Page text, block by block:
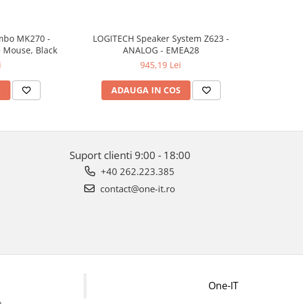
MK270 -
Black
LOGITECH Speaker System Z623 -
ANALOG - EMEA28
945,19 Lei
ADAUGA IN COS
Suport clienti 9:00 - 18:00
+40 262.223.385
contact@one-it.ro
One-IT